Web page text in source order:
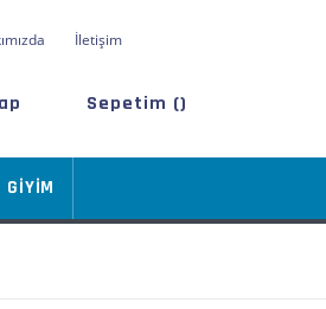
İletişim
Sepetim ()
GİYİM